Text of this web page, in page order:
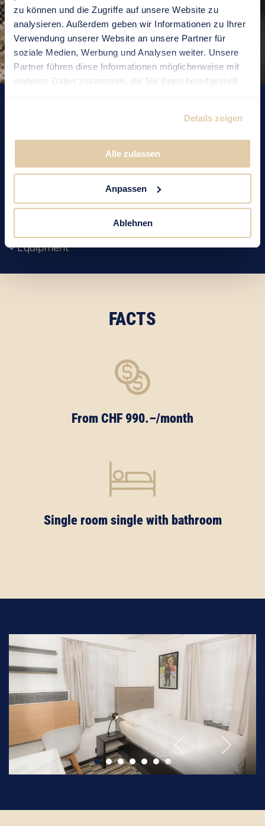
zu können und die Zugriffe auf unsere Website zu
analysieren. Außerdem geben wir Informationen zu Ihrer
Verwendung unserer Website an unsere Partner für
soziale Medien, Werbung und Analysen weiter. Unsere
Partner führen diese Informationen möglicherweise mit
weiteren Daten zusammen, die Sie ihnen bereitgestellt
Details zeigen
Alle zulassen
Anpassen
Ablehnen
DE| EN
Apartment Chorber
From CHF 990.–/month
Facts
Equipment
FACTS
From CHF 990.–/month
Single room single with bathroom